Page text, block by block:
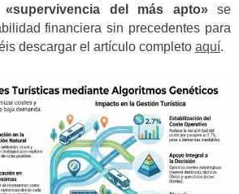
«supervivencia del más apto»se
financiera sin precedentes para
descargar el artículo completo aquí.